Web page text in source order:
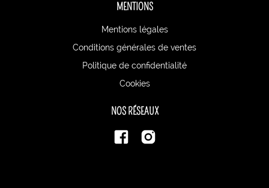
MENTIONS
Mentions légales
Conditions générales de ventes
Politique de confidentialité
Cookies
NOS RÉSEAUX